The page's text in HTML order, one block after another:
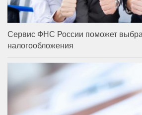
Сервис ФНС России поможет
налогообложения